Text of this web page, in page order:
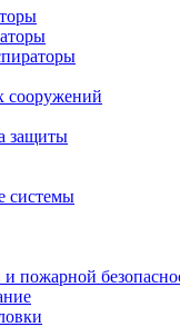
сооружений
защиты
системы
пожарной